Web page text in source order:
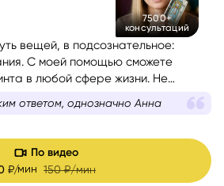
7500+
консультаций
вещей, в подсознательное:
С моей помощью сможете
в любой сфере жизни. Не
со мной вы найдёте
ответом, однозначно Анна
По видео
₽/мин150 ₽/мин